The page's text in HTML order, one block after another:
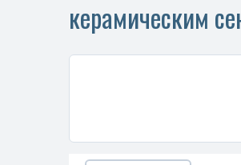
керамическим